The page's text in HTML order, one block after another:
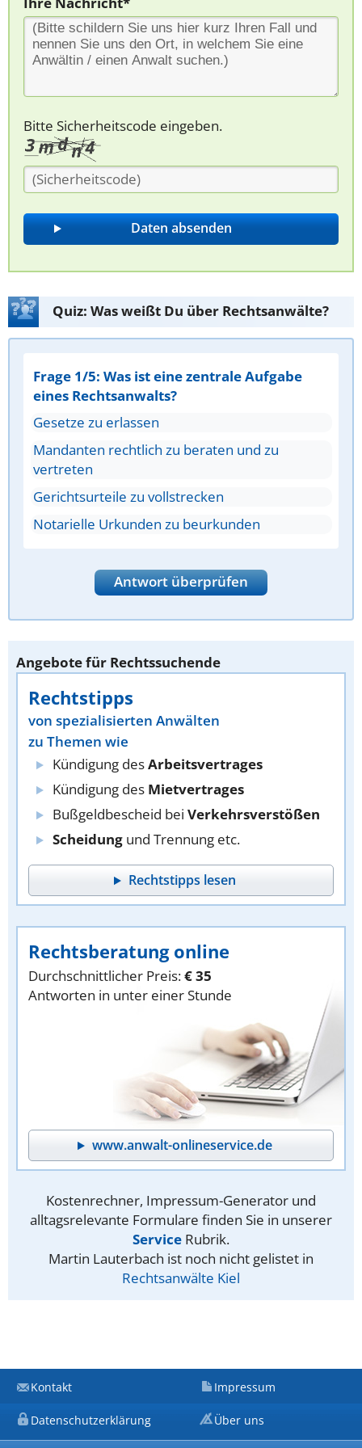
Bitte Sicherheitscode eingeben.
Quiz: Was weißt Du über Rechtsanwälte?
Frage 1/5: Was ist eine zentrale Aufgabe
eines Rechtsanwalts?
Gesetze zu erlassen
Mandanten rechtlich zu beraten und zu
vertreten
Gerichtsurteile zu vollstrecken
Notarielle Urkunden zu beurkunden
Antwort überprüfen
Angebote für Rechtssuchende
Rechtstipps
von spezialisierten Anwälten
zu Themen wie
Kündigung desArbeitsvertrages
Kündigung des Mietvertrages
Bußgeldbescheid bei Verkehrsverstößen
Scheidung und Trennung etc.
Rechtstipps lesen
Rechtsberatung online
Durchschnittlicher Preis:€ 35
Antworten in unter einer Stunde
www.anwalt-onlineservice.de
Kostenrechner, Impressum-Generator und
alltagsrelevante Formulare finden Sie in unserer
Service Rubrik.
Martin Lauterbach ist noch nicht gelistet in
Rechtsanwälte Kiel
Kontakt Impressum
Datenschutzerklärung Über uns